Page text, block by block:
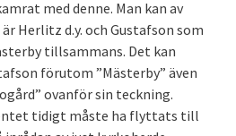
med denne. Man kan av
Herlitz d.y. och Gustafson som
tillsammans. Det kan
förutom ”Mästerby” även
ovanför sin teckning.
tidigt måste ha flyttats till